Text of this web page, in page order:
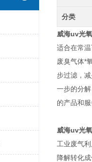
分类
威海uv光
适合在常
废臭气体*
步过滤，
一步的分
的产品和
威海uv光
工业废气
降解转化